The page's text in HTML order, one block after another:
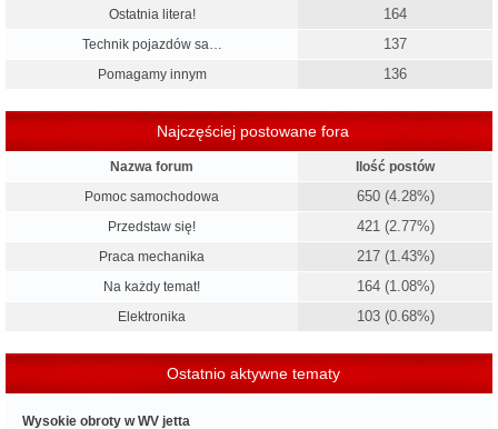
Ostatnia litera! 164
Technik pojazdów sa… 137
Pomagamy innym 136
Najczęściej postowane fora
Nazwa forum
Ilość postów
Pomoc samochodowa
650 (4.28%)
Przedstaw się! 421 (2.77%)
Praca mechanika 217 (1.43%)
Na każdy temat! 164 (1.08%)
Elektronika 103 (0.68%)
Ostatnio aktywne tematy
Wysokie obroty w WV jetta